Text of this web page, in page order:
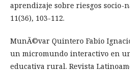
aprendizaje sobre riesgos socio-
11(36), 103-112.
MunÃ©var Quintero Fabio
un micromundo interactivo en
educativa rural. Revista